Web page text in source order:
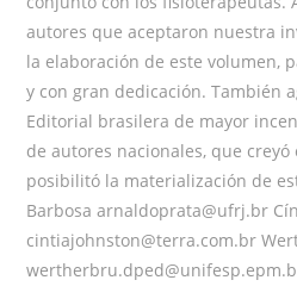
autores que aceptaron nuestra
la elaboración de este volumen,
y con gran dedicación. También
Editorial brasilera de mayor
de autores nacionales, que creyó
posibilitó la materialización de
Barbosaarnaldoprata@ufrj.br
cintiajohnston@terra.com.br